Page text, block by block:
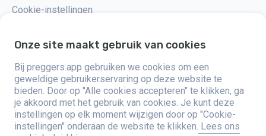
Cookie-instellingen
Preggers, opgericht door het Zweedse app-studio Stroller AB in 2017,
heeft als doel het ouderschap te vereenvoudigen voor aanstaande en
nieuwe ouders wereldwijd. Met een divers team en samenwerkingen met
experts, hebben ze gebruiksvriendelijke apps ontwikkeld die door meer
dan twee miljoen mensen worden gebruikt. Preggers biedt een unieke 3D-
ervaring, met op maat gemaakte updates, tips en tools voor elke fase van
de zwangerschap. Het biedt ook ondersteuning aan nieuwe ouders met
Onze site maakt gebruik van cookies
Bij preggers.app gebruiken we cookies om een
geweldige gebruikerservaring op deze website te
bieden. Door op "Alle cookies accepteren" te klikken, ga
je akkoord met het gebruik van cookies. Je kunt deze
instellingen op elk moment wijzigen door op "Cookie-
instellingen" onderaan de website te klikken. Lees ons